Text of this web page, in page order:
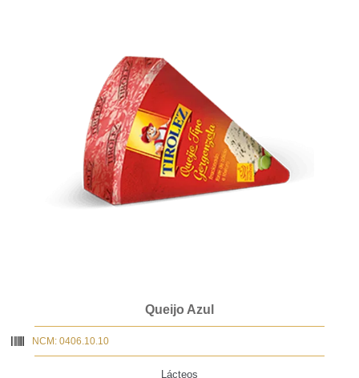
Queijo Azul
NCM: 0406.10.10
Lácteos